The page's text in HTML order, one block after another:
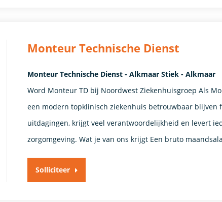
Monteur Technische Dienst
Monteur Technische Dienst - Alkmaar Stiek - Alkmaar
Word Monteur TD bij Noordwest Ziekenhuisgroep Als
een modern topklinisch ziekenhuis betrouwbaar
uitdagingen, krijgt veel verantwoordelijkheid en levert
zorgomgeving. Wat je van ons krijgt Een bruto
Solliciteer